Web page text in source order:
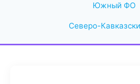
Южный ФО
Северо-